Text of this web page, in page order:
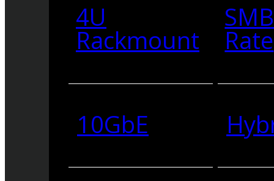
4U
Rackmount Rate
10GbE